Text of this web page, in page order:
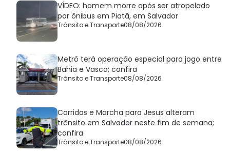
VÍDEO: homem morre após ser atropelado
por ônibus em Piatã, em Salvador
Trânsito e Transporte08/08/2026
Metrô terá operação especial para jogo entre
Bahia e Vasco; confira
Trânsito e Transporte08/08/2026
Corridas e Marcha para Jesus alteram
trânsito em Salvador neste fim de semana;
confira
Trânsito e Transporte08/08/2026